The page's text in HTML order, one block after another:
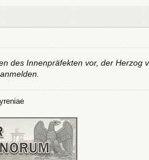
des Innenpräfekten vor, der